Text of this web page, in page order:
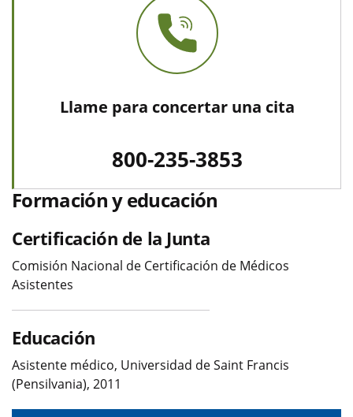
Llame para concertar una cita
800-235-3853
Formación y educación
Certificación de la Junta
Comisión Nacional de Certificación de Médicos
Asistentes
Educación
Asistente médico, Universidad de Saint Francis
(Pensilvania), 2011